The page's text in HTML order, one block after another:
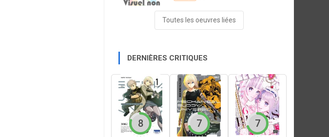
Toutes les oeuvres liées
DERNIÈRES CRITIQUES
8 7 7